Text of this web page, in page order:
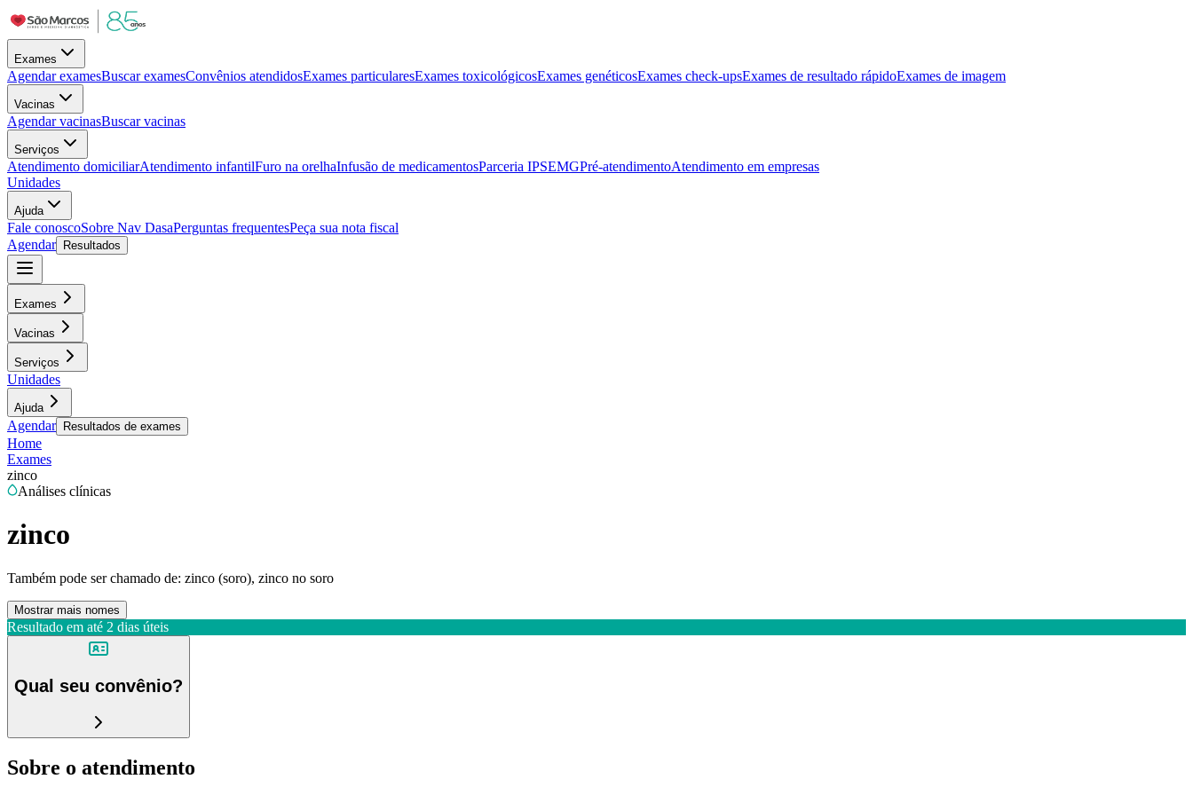
Exames
Agendar examesBuscar examesConvênios atendidosExames particularesExames toxicológicosExames genéticosExames check-upsExames de resultado rápidoExames de imagem
Vacinas
Agendar vacinasBuscar vacinas
Serviços
Atendimento domiciliarAtendimento infantilFuro na orelhaInfusão de medicamentosParceria IPSEMGPré-atendimentoAtendimento em empresas
Unidades
Ajuda
Fale conoscoSobre Nav DasaPerguntas frequentesPeça sua nota fiscal
Agendar
Resultados
Exames
Vacinas
Serviços
Unidades
Ajuda
Agendar Resultados de exames
Home
Exames
zinco
Análises clínicas
zinco
Também pode ser chamado de: zinco (soro), zinco no soro
Mostrar mais nomes
Resultado em até 2 dias úteis
Qual seu convênio?
Sobre o atendimento